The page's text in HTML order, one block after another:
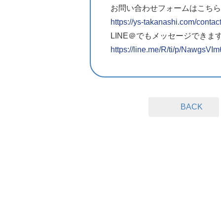
お問い合わせフォームはこちら
https://ys-takanashi.com/
LINE＠でもメッセージできます
https://line.me/R/ti/p/
BACK